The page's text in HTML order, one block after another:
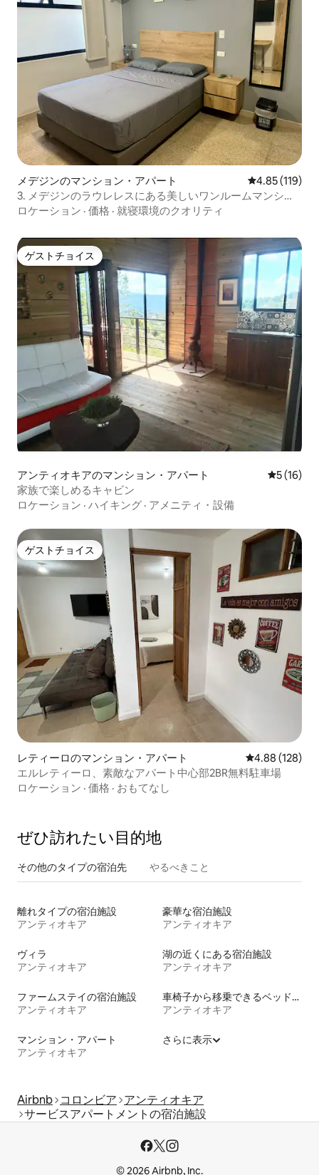
メデジンのマンション・アパート レビュー119
4.85 (119)
3. メデジンのラウレレスにある美しいワンルームマンショ
ン
ロケーション · 価格 · 就寝環境のクオリティ
ゲストチョイス
ゲストチョイス
アンティオキアのマンション・アパート レビュー
5 (16)
家族で楽しめるキャビン
ロケーション · ハイキング · アメニティ・設備
ゲストチョイス
ゲストチョイス
レティーロのマンション・アパート レビュー128
4.88 (128)
エルレティーロ、素敵なアパート中心部2BR無料駐車場
ロケーション · 価格 · おもてなし
ぜひ訪⁠れ⁠た⁠い目⁠的⁠地
その他のタ⁠イ⁠プ⁠の宿⁠泊⁠先 やるべきこと
離れタイプの宿泊施設
アンティオキア
豪華な宿泊施設
アンティオキア
ヴィラ
アンティオキア
湖の近くにある宿泊施設
アンティオキア
ファームステイの宿泊施設
アンティオキア
車椅子から移乗できるベッドがある宿泊施設
アンティオキア
マンション・アパート
アンティオキア
さらに表示
Airbnb コロンビア アンティオキア
サービスアパートメントの宿泊施設
© 2026 Airbnb, Inc.